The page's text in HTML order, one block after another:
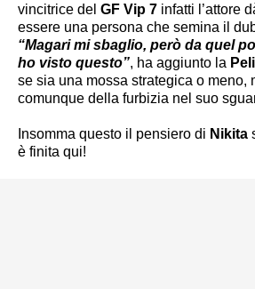
vincitrice del GF Vip 7 infatti l’attore
essere una persona che semina il
“Magari mi sbaglio, però da quel
ho visto questo”, ha aggiunto la
se sia una mossa strategica o meno,
comunque della furbizia nel suo
Insomma questo il pensiero di Nikita
è finita qui!